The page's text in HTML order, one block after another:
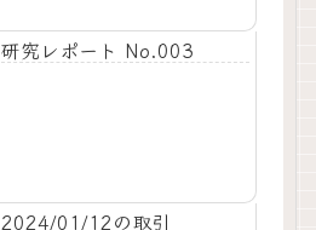
研究レポート No.003
2024/01/12の取引